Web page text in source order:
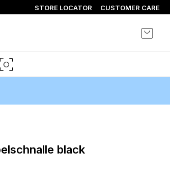
STORE LOCATOR CUSTOMER CARE
Mein
black